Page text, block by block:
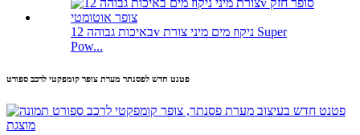
באיכות גבוהה 12v ניקוז מים מיני צורת Super
Pow...
פטנט חדש לפסנתר מערת צופר קומפקטי לרכב ספורט